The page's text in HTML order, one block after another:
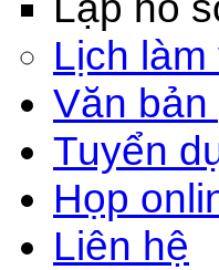
Lịch làm
Văn
Tuyển
Họp
Liên hệ